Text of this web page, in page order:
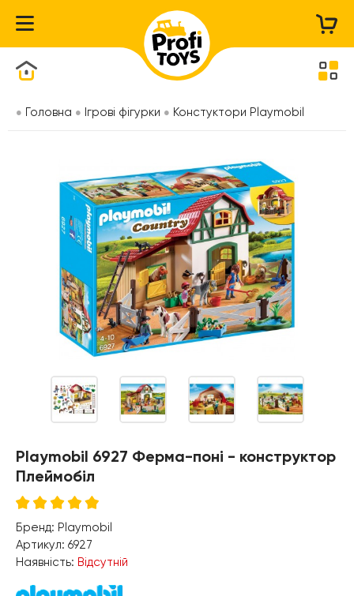
Головна Ігрові фігурки Констуктори Playmobil
Playmobil 6927 Ферма-поні - конструктор
Плеймобіл
Бренд: Playmobil
Артикул: 6927
Наявність: Відсутній
Каталог товарів